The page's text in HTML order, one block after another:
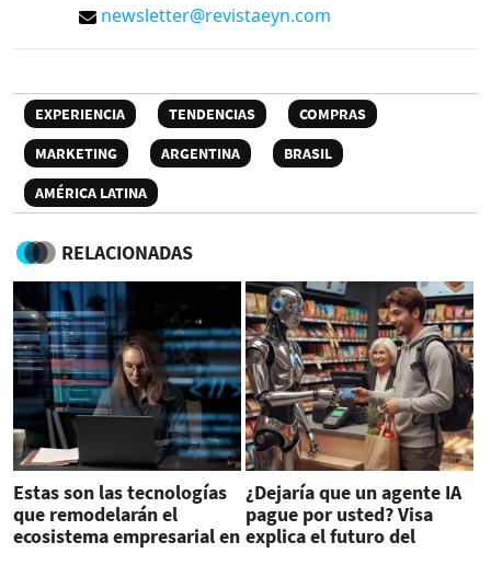
newsletter@revistaeyn.com
EXPERIENCIA TENDENCIAS
COMPRAS
MARKETING
ARGENTINA
BRASIL
AMÉRICA LATINA
RELACIONADAS
Estas son las tecnologías
que remodelarán el
ecosistema empresarial en
¿Dejaría que un agente IA
pague por usted? Visa
explica el futuro del